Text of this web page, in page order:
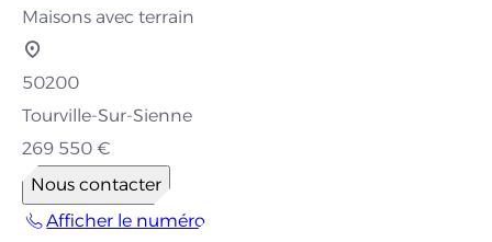
Maisons avec terrain
50200
Tourville-Sur-Sienne
269 550 €
Nous contacter
Afficher le numéro